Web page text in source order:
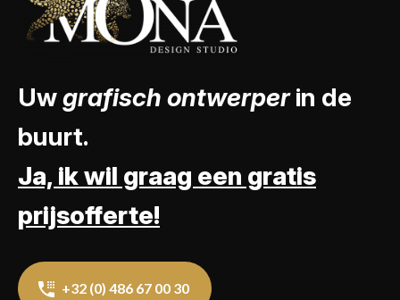
Uwgrafisch ontwerperin de
buurt.
Ja, ik wil graag een gratis
prijsofferte!
+32 (0) 486 67 00 30